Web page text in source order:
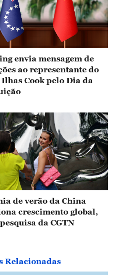
envia mensagem de
ao representante do
Ilhas Cook pelo Dia da
de verão da China
crescimento global,
da CGTN
Relacionadas